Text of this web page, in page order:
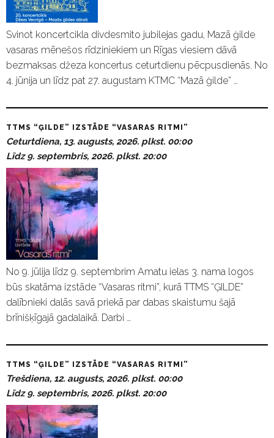
Svinot koncertcikla divdesmito jubilejas gadu, Mazā ģilde
vasaras mēnešos rīdziniekiem un Rīgas viesiem dāvā
bezmaksas džeza koncertus ceturtdienu pēcpusdienās. No
4. jūnija un līdz pat 27. augustam KTMC “Mazā ģilde” …
TTMS “ĢILDE” IZSTĀDE “VASARAS RITMI”
Ceturtdiena, 13. augusts, 2026. plkst. 00:00
Līdz 9. septembris, 2026. plkst. 20:00
No 9. jūlija līdz 9. septembrim Amatu ielas 3. nama logos
būs skatāma izstāde “Vasaras ritmi”, kurā TTMS “ĢILDE”
dalībnieki dalās savā priekā par dabas skaistumu šajā
brīnišķīgajā gadalaikā. Darbi …
TTMS “ĢILDE” IZSTĀDE “VASARAS RITMI”
Trešdiena, 12. augusts, 2026. plkst. 00:00
Līdz 9. septembris, 2026. plkst. 20:00